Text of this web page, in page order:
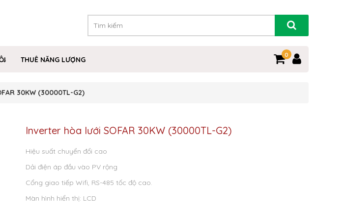
THUÊ NĂNG LƯỢNG
0
30KW (30000TL-G2)
Inverter hòa lưới SOFAR 30KW (30000TL-G2)
Hiệu suất chuyển đổi cao
Dải điện áp đầu vào PV rộng
Cổng giao tiếp Wifi, RS-485 tốc độ cao.
Màn hình hiển thị: LCD